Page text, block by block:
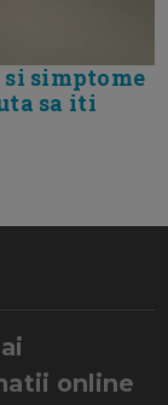
si simptome
sa iti
online